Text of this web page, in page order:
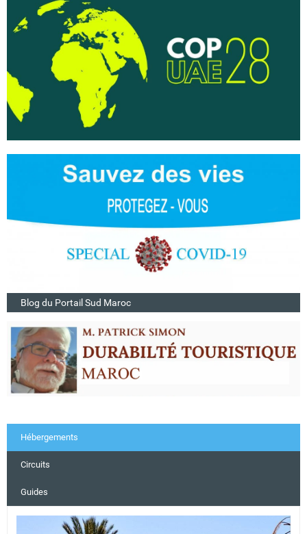
Blog du Portail Sud Maroc
Hébergements
Circuits
Guides